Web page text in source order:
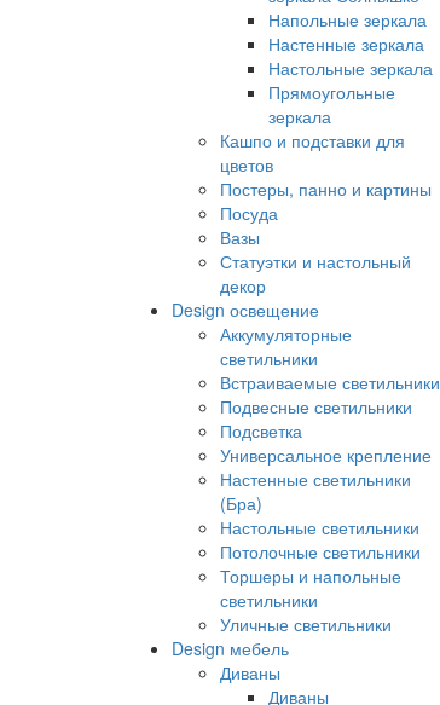
Напольные зеркала
Настенные зеркала
Настольные зеркала
Прямоугольные
зеркала
Кашпо и подставки для
цветов
Постеры, панно и картины
Посуда
Вазы
Статуэтки и настольный
декор
Design освещение
Аккумуляторные
светильники
Встраиваемые светильники
Подвесные светильники
Подсветка
Универсальное крепление
Настенные светильники
(Бра)
Настольные светильники
Потолочные светильники
Торшеры и напольные
светильники
Уличные светильники
Design мебель
Диваны
Диваны